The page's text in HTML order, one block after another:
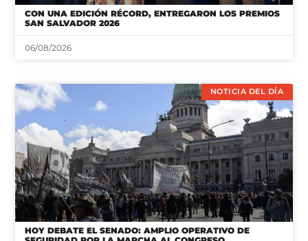
CON UNA EDICIÓN RÉCORD, ENTREGARON LOS PREMIOS
SAN SALVADOR 2026
06/08/2026
NOTICIA DEL DÍA
HOY DEBATE EL SENADO: AMPLIO OPERATIVO DE